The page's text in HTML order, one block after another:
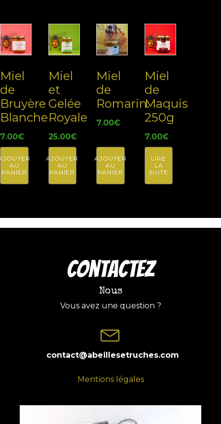
Miel
de
Bruyère
Blanche
7.00€
AU
PANIER
Miel
et
Gelée
Royale
25.00€
AJOUTER
AU
PANIER
Miel
de
Romarin.
7.00€
AJOUTER
AU
PANIER
Miel
de
Maquis
250g
7.00€
LIRE
LA
SUITE
COntactez
Nous
Vous avez une question ?
contact@abeillesetruches.com
Mentions légales